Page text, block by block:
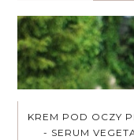
KREM POD OCZY
- SERUM